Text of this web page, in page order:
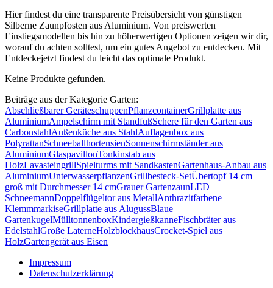
Hier findest du eine transparente Preisübersicht von günstigen
Silberne Zaunpfosten aus Aluminium. Von preiswerten
Einstiegsmodellen bis hin zu höherwertigen Optionen zeigen wir dir,
worauf du achten solltest, um ein gutes Angebot zu entdecken. Mit
Entdeckejetzt findest du leicht das optimale Produkt.
Keine Produkte gefunden.
Beiträge aus der Kategorie Garten:
Abschließbarer GeräteschuppenPflanzcontainerGrillplatte aus
AluminiumAmpelschirm mit StandfußSchere für den Garten aus
CarbonstahlAußenküche aus StahlAuflagenbox aus
PolyrattanSchneeballhortensienSonnenschirmständer aus
AluminiumGlaspavillonTonkinstab aus
HolzLavasteingrillSpielturms mit SandkastenGartenhaus-Anbau aus
AluminiumUnterwasserpflanzenGrillbesteck-SetÜbertopf 14 cm
groß mit Durchmesser 14 cmGrauer GartenzaunLED
SchneemannDoppelflügeltor aus MetallAnthrazitfarbene
KlemmmarkiseGrillplatte aus AlugussBlaue
GartenkugelMülltonnenboxKindergießkanneFischbräter aus
EdelstahlGroße LaterneHolzblockhausCrocket-Spiel aus
HolzGartengerät aus Eisen
Impressum
Datenschutzerklärung